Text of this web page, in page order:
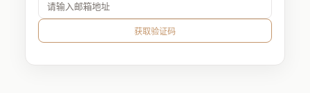
获取验证码